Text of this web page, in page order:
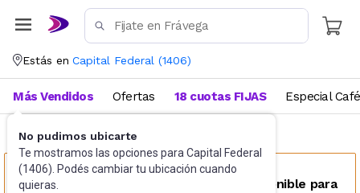
Estás en Capital Federal (1406)
No pudimos ubicarte
Te mostramos las opciones para Capital Federal
(1406). Podés cambiar tu ubicación cuando
quieras.
Más Vendidos Ofertas 18 cuotas FIJAS Especial Café
Cubiertos Cuchillos
Este producto no se encuentra disponible para